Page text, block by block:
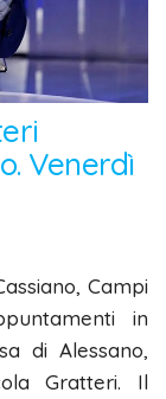
Venerdì
Campi
in
di Alessano,
Gratteri. Il